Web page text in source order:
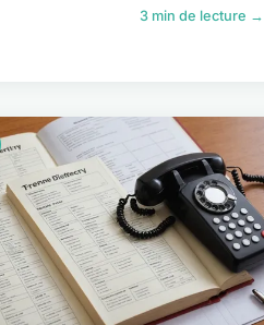
3 min de lecture →